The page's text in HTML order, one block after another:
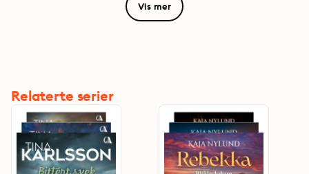
Vis mer
Relaterte serier